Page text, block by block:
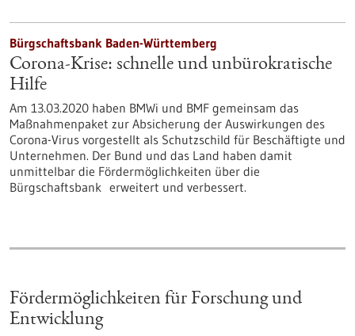
Bürgschaftsbank Baden-Württemberg
Corona-Krise: schnelle und unbürokratische
Hilfe
Am 13.03.2020 haben BMWi und BMF gemeinsam das
Maßnahmenpaket zur Absicherung der Auswirkungen des
Corona-Virus vorgestellt als Schutzschild für Beschäftigte und
Unternehmen. Der Bund und das Land haben damit
unmittelbar die Fördermöglichkeiten über die
Bürgschaftsbank erweitert und verbessert.
Fördermöglichkeiten für Forschung und
Entwicklung